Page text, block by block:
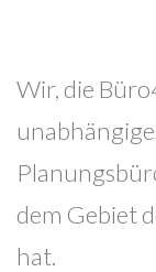
Wir, die
dem Gebiet
hat.